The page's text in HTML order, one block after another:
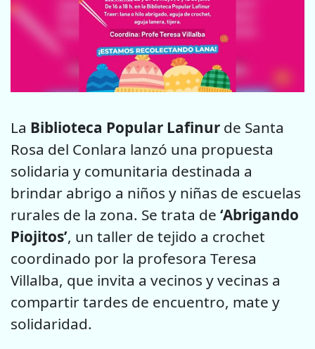
La Biblioteca Popular Lafinur de Santa
Rosa del Conlara lanzó una propuesta
solidaria y comunitaria destinada a
brindar abrigo a niños y niñas de escuelas
rurales de la zona. Se trata de ‘Abrigando
Piojitos’, un taller de tejido a crochet
coordinado por la profesora Teresa
Villalba, que invita a vecinos y vecinas a
compartir tardes de encuentro, mate y
solidaridad.